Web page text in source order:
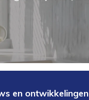
en ontwikkelingen